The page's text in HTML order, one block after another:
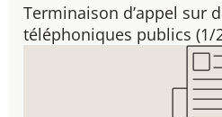
Terminaison d’appel sur
téléphoniques publics (1/